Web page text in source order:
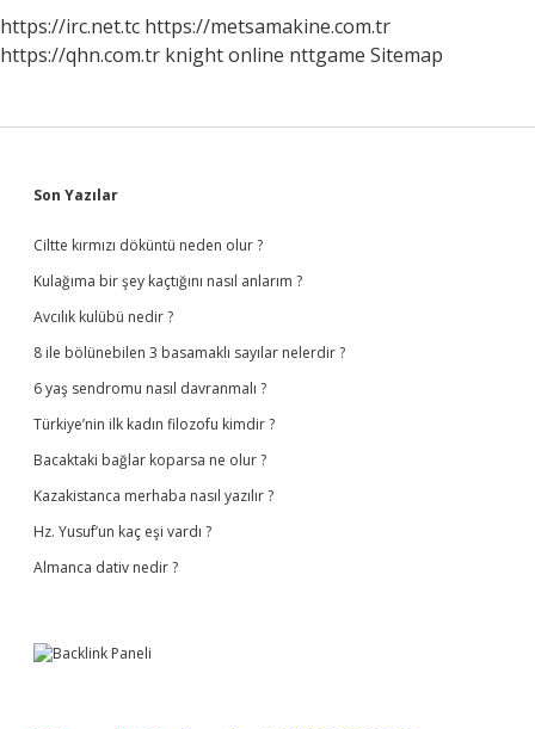
https://irc.net.tc https://metsamakine.com.tr
https://qhn.com.tr knight online nttgame Sitemap
Sidebar
Son Yazılar
Ciltte kırmızı döküntü neden olur ?
Kulağıma bir şey kaçtığını nasıl anlarım ?
Avcılık kulübü nedir ?
8 ile bölünebilen 3 basamaklı sayılar nelerdir ?
6 yaş sendromu nasıl davranmalı ?
Türkiye’nin ilk kadın filozofu kimdir ?
Bacaktaki bağlar koparsa ne olur ?
Kazakistanca merhaba nasıl yazılır ?
Hz. Yusuf’un kaç eşi vardı ?
Almanca dativ nedir ?